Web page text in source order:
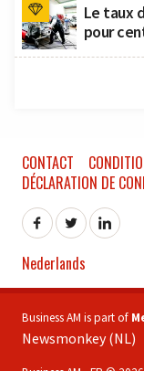
Le taux
pour
CONTACT
DÉCLARATION DE
Nederlands
Business AM is part of
Newsmonkey (NL)